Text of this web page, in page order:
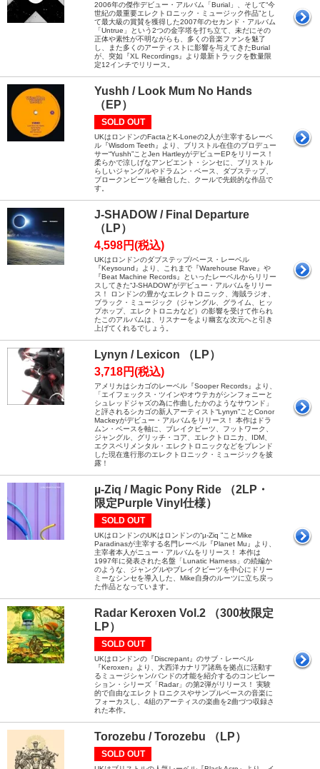
2006年の傑作デビュー・アルバム「Burial」、そして“今
世紀の最重要エレクトロニック・ミュージック作品”とし
て最大級の賞賛を獲得した2007年のセカンド・アルバム
「Untrue」という2つの金字塔を打ち立て、未だにその
正体や素性が不明ながらも、多くの音楽ファンを魅了
し、また多くのアーティストに影響を与えてきたBurial
が、突如『XL Recordings』より最新トラックを数量限
定12インチでリリース。
Yushh / Look Mum No Hands
（EP）
SOLD OUT
UKはロンドンのFactaとK-Loneの2人が主宰するレーベ
ル『Wisdom Teeth』より、ブリストル在住のプロデュー
サー“Yushh”ことJen HartleyがデビューEPをリリース！
柔らかで涼しげなアンビエント・シンセに、ブリストル
らしいジャングルやドラムン・ベース、ダブステップ、
ブロークンビーツを融合した、クールで先鋭的な作品で
す。
J-SHADOW / Final Departure
（LP）
4,598円(税込)
UKはロンドンのダブステップ/ベース・レーベル
『Keysound』より、これまで『Warehouse Rave』や
『Beat Machine Records』といったレーベルからリリー
スしてきた“J-SHADOW”がデビュー・アルバムをリリー
ス！ ロンドンの豊かなエレクトロニック、海賊ラジオ、
ブラック・ミュージック（ジャングル、グライム、ヒッ
プホップ、エレクトロニカなど）の影響を受けて作られ
たこのアルバムは、リスナーをより幽玄な次元へと引き
上げてくれるでしょう。
Lynyn / Lexicon （LP）
3,718円(税込)
アメリカはシカゴのレーベル『Sooper Records』より、
「エイフェックス・ツインやオウテカがシンフォニーと
シュレッドジャズの為に作曲したかのようなサウンド」
と評されるシカゴの新人アーティスト“Lynyn”ことConor
Mackeyがデビュー・アルバムをリリース！ 本作はドラ
ムン・ベースを軸に、ブレイクビーツ、フットワーク、
ジャングル、グリッチ・コア、エレクトロニカ、IDM、
エクスペリメンタル・エレクトロニックなどをブレンド
した現在進行形のエレクトロニック・ミュージックを披
露！
µ-Ziq / Magic Pony Ride （2LP・
限定Purple Vinyl仕様）
SOLD OUT
UKはロンドンのUKはロンドンの“µ-Ziq ”ことMike
Paradinasが主宰する名門レーベル『Planet Mu』より、
主宰者本人がニュー・アルバムをリリース！ 本作は
1997年に発表された名盤「Lunatic Harness」の続編か
のような、ジャングルやブレイクビーツを中心にドリー
ミーなシンセを導入した、Mike自身のルーツに立ち戻っ
た作品となっています。
Radar Keroxen Vol.2 （300枚限定
LP）
SOLD OUT
UKはロンドンの『Discrepant』のサブ・レーベル
『Keroxen』より、大西洋カナリア諸島を拠点に活動す
るミュージシャン/バンドの才能を紹介するのコンピレー
ション・シリーズ「Radar」の第2弾がリリース！ 実験
的で自由なエレクトロニクスやサンプルベースの音楽に
フォーカスし、4組のアーティスの楽曲を2曲づつ収録さ
れた本作。
Torozebu / Torozebu （LP）
SOLD OUT